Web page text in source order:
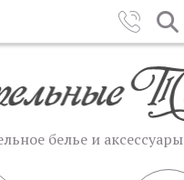
Вход
белье и аксессуары